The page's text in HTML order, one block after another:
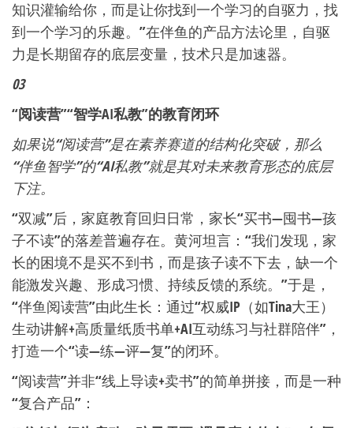
知识灌输给你，而是让你找到一个学习的自驱力，找
到一个学习的乐趣。”在伴鱼的产品方法论里，自驱
力是长期留存的底层变量，技术只是加速器。
03
“阅读营”“智学AI私教”的教育闭环
如果说“阅读营”是在素养赛道的结构化突破，那么
“伴鱼智学”的“AI私教”就是其对未来教育形态的底层
下注。
“双减”后，家庭教育回归日常，家长“买书—囤书—孩
子不读”的落差普遍存在。黄河坦言：“我们发现，家
长的困境不是买不到书，而是孩子读不下去，缺一个
能激发兴趣、形成习惯、持续反馈的系统。”于是，
“伴鱼阅读营”由此生长：通过“权威IP（如Tina大王）
生动讲解+高质量纸质书单+AI互动练习与社群陪伴”，
打造一个“读—练—评—复”的闭环。
“阅读营”并非“线上导读+卖书”的简单拼接，而是一种
“复合产品”：